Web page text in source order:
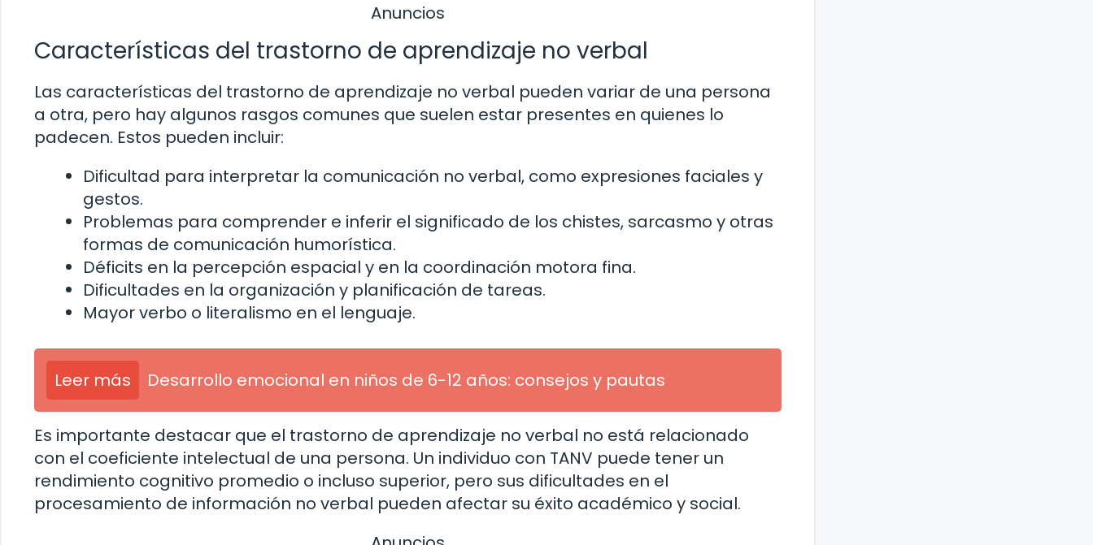
Anuncios
Características del trastorno de aprendizaje no verbal
Las características del trastorno de aprendizaje no verbal pueden variar de una persona
a otra, pero hay algunos rasgos comunes que suelen estar presentes en quienes lo
padecen. Estos pueden incluir:
Dificultad para interpretar la comunicación no verbal, como expresiones faciales y
gestos.
Problemas para comprender e inferir el significado de los chistes, sarcasmo y otras
formas de comunicación humorística.
Déficits en la percepción espacial y en la coordinación motora fina.
Dificultades en la organización y planificación de tareas.
Mayor verbo o literalismo en el lenguaje.
Leer más Desarrollo emocional en niños de 6-12 años: consejos y pautas
Es importante destacar que el trastorno de aprendizaje no verbal no está relacionado
con el coeficiente intelectual de una persona. Un individuo con TANV puede tener un
rendimiento cognitivo promedio o incluso superior, pero sus dificultades en el
procesamiento de información no verbal pueden afectar su éxito académico y social.